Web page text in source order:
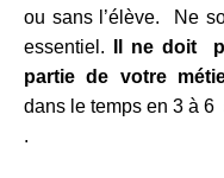
ou sans l’élève. Ne
essentiel. Il ne doit
partie de votre
dans le temps en 3 à
.